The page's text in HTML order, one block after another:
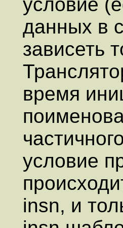
данных в
зависеть
время
условие
insn, и